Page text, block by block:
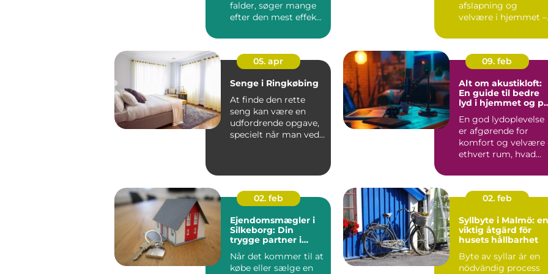
falder, søger mange
efter den mest effek...
afslapning og
velvære i hjemmet –
overf...
05. apr
Senge i Ringkøbing
At finde den rette
seng kan være en
udfordrende opgave,
specielt når man ved,
09. feb
Alt om akustikloft:
En guide til bedre
lyd i hjemmet og
En god lydoplevelse
er afgørende for
komfort og velvære
ethvert rum, hvad
02. feb
Ejendomsmægler i
Silkeborg: Din
trygge partner i
Når det kommer til at
købe eller sælge en
02. feb
Syllbyte i Malmö: en
viktig åtgärd för
husets hållbarhet
Byte av syllar är en
nödvändig process